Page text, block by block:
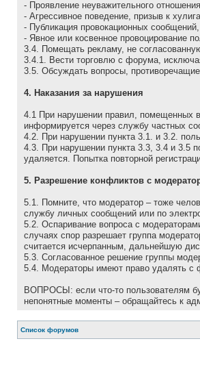
- Проявление неуважительного
- Агрессивное поведение, пpизыв к
- Публикация провокационных
- Явное или косвенное провоцирование
3.4. Помещать рекламу, не
3.4.1. Вести торговлю с форума,
3.5. Обсуждать вопpосы,
4. Наказания за нарушения
4.1 Пpи наpушении пpавил, помещенных
инфоpмиpуется через службу частных
4.2. При нарушении пункта 3.1. и 3.2.
4.3. При нарушении пункта 3.3, 3.4 и 3.5
удаляется. Попытка повторной
5. Разрешение конфликтов с
5.1. Помните, что модеpатоp – тоже
службу личных сообщений или по
5.2. Оспаривание вопроса с
случаях спор разрешает группа
считается исчерпанным, дальнейшую
5.3. Согласованное решение группы
5.4. Модераторы имеют право удалять с
ВОПРОСЫ: если что-то пользователям
непонятные моменты – обращайтесь к
Список форумов